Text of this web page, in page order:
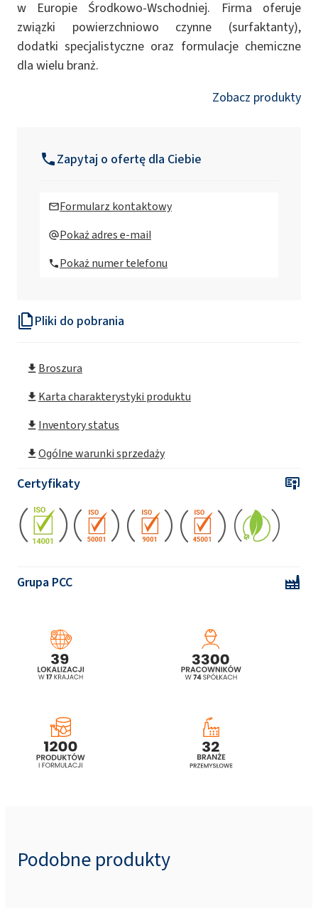
Pliki do pobrania
Broszura
Karta charakterystyki produktu
Inventory status
Ogólne warunki sprzedaży
Certyfikaty
Grupa PCC
w Europie Środkowo-Wschodniej. Firma oferuje
związki powierzchniowo czynne (surfaktanty),
dodatki specjalistyczne oraz formulacje chemiczne
dla wielu branż.
Zobacz produkty
Zapytaj o ofertę dla Ciebie
Formularz kontaktowy
Pokaż adres e-mail
Pokaż numer telefonu
Podobne produkty